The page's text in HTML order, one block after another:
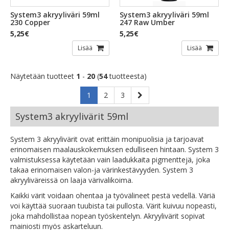
System3 akryyliväri 59ml
230 Copper
5,25€
Lisää
System3 akryyliväri 59ml
247 Raw Umber
5,25€
Lisää
Näytetään tuotteet 1 - 20 (54tuotteesta)
1
2 3
System3 akryylivärit 59ml
System 3 akryylivärit ovat erittäin monipuolisia ja tarjoavat
erinomaisen maalauskokemuksen edulliseen hintaan. System 3
valmistuksessa käytetään vain laadukkaita pigmenttejä, joka
takaa erinomaisen valon-ja värinkestävyyden. System 3
akryyliväreissä on laaja värivalikoima.
Kaikki värit voidaan ohentaa ja työvälineet pestä vedellä. Väriä
voi käyttää suoraan tuubista tai pullosta. Värit kuivuu nopeasti,
joka mahdollistaa nopean työskentelyn. Akryylivärit sopivat
mainiosti myös askarteluun.